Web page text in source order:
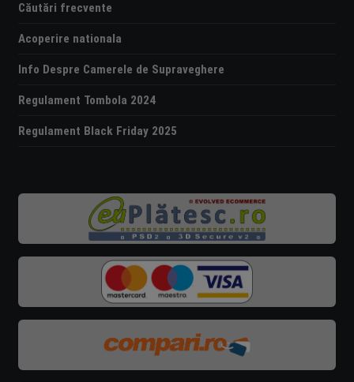
Căutări frecvente
Acoperire nationala
Info Despre Camerele de Supraveghere
Regulament Tombola 2024
Regulament Black Friday 2025